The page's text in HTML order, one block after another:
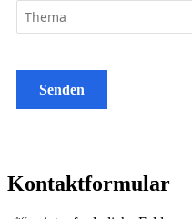
Senden
Kontaktformular